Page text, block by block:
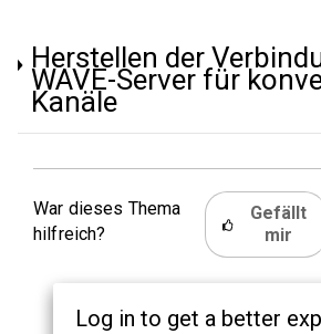
Herstellen der
WAVE-Server für
Kanäle
War dieses Thema
hilfreich?
Gefällt
mir
Log in to get a better